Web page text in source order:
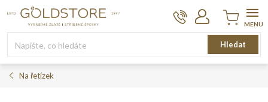
Hledat
Nákupní
košík
Na řetízek